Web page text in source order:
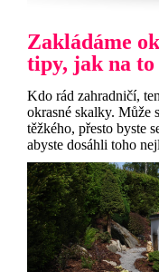
Zakládáme
tipy, jak na to
Kdo rád zahradničí,
okrasné skalky. Může
těžkého, přesto byste
abyste dosáhli toho